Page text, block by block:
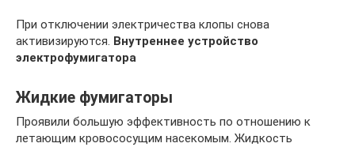
При отключении электричества клопы снова
активизируются. Внутреннее устройство
электрофумигатора
Жидкие фумигаторы
Проявили большую эффективность по отношению к
летающим кровососущим насекомым. Жидкость